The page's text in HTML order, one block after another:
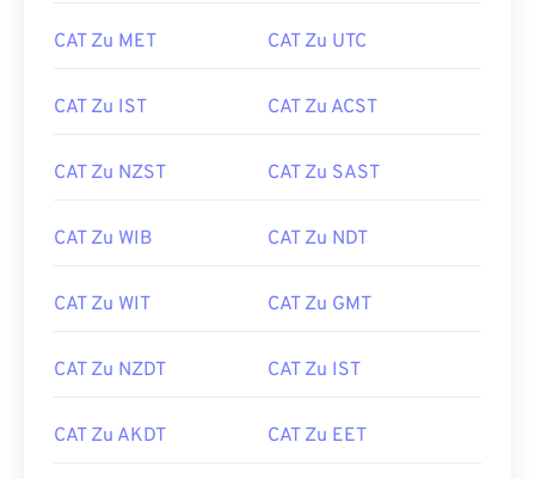
CAT Zu MET CAT Zu UTC
CAT Zu IST CAT Zu ACST
CAT Zu NZST CAT Zu SAST
CAT Zu WIB CAT Zu NDT
CAT Zu WIT CAT Zu GMT
CAT Zu NZDT CAT Zu IST
CAT Zu AKDT CAT Zu EET